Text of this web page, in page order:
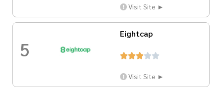
Visit Site ►
5
Eightcap

Visit Site ►